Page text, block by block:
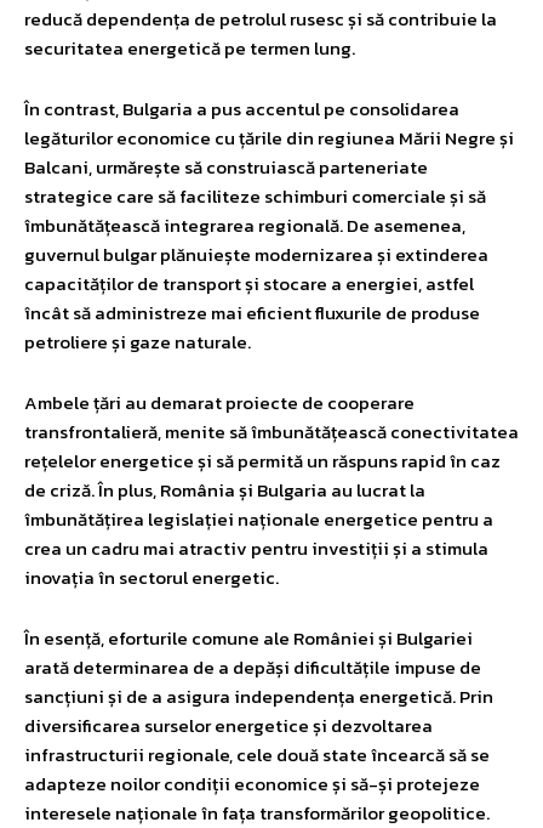
reducă dependența de petrolul rusesc și să contribuie la
securitatea energetică pe termen lung.
În contrast, Bulgaria a pus accentul pe consolidarea
legăturilor economice cu țările din regiunea Mării Negre și
Balcani, urmărește să construiască parteneriate
strategice care să faciliteze schimburi comerciale și să
îmbunătățească integrarea regională. De asemenea,
guvernul bulgar plănuiește modernizarea și extinderea
capacităților de transport și stocare a energiei, astfel
încât să administreze mai eficient fluxurile de produse
petroliere și gaze naturale.
Ambele țări au demarat proiecte de cooperare
transfrontalieră, menite să îmbunătățească conectivitatea
rețelelor energetice și să permită un răspuns rapid în caz
de criză. În plus, România și Bulgaria au lucrat la
îmbunătățirea legislației naționale energetice pentru a
crea un cadru mai atractiv pentru investiții și a stimula
inovația în sectorul energetic.
În esență, eforturile comune ale României și Bulgariei
arată determinarea de a depăși dificultățile impuse de
sancțiuni și de a asigura independența energetică. Prin
diversificarea surselor energetice și dezvoltarea
infrastructurii regionale, cele două state încearcă să se
adapteze noilor condiții economice și să-și protejeze
interesele naționale în fața transformărilor geopolitice.